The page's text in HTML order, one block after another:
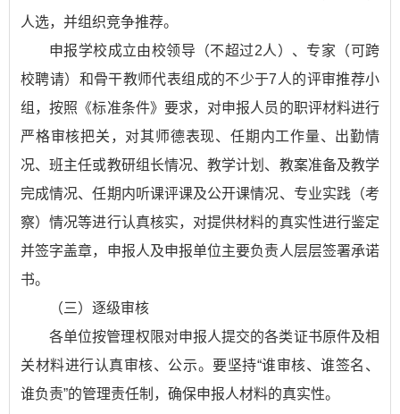
人选，并组织竞争推荐。
申报学校成立由校领导（不超过2人）、专家（可跨
校聘请）和骨干教师代表组成的不少于7人的评审推荐小
组，按照《标准条件》要求，对申报人员的职评材料进行
严格审核把关，对其师德表现、任期内工作量、出勤情
况、班主任或教研组长情况、教学计划、教案准备及教学
完成情况、任期内听课评课及公开课情况、专业实践（考
察）情况等进行认真核实，对提供材料的真实性进行鉴定
并签字盖章，申报人及申报单位主要负责人层层签署承诺
书。
（三）逐级审核
各单位按管理权限对申报人提交的各类证书原件及相
关材料进行认真审核、公示。要坚持“谁审核、谁签名、
谁负责”的管理责任制，确保申报人材料的真实性。